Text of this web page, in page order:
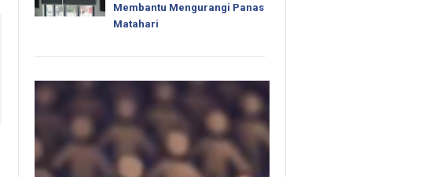
Membantu Mengurangi Panas
Matahari